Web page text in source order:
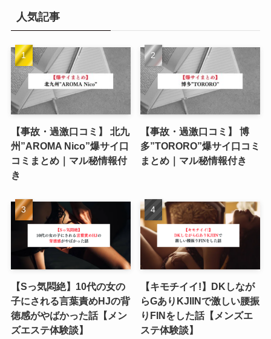
人気記事
【事故・過激口コミ】 北九
州”AROMA Nico”爆サイ口
コミまとめ｜マル秘情報付
き
【事故・過激口コミ】 博
多”TORORO”爆サイ口コミ
まとめ｜マル秘情報付き
【Sっ気悶絶】10代の女の
子にされる言葉責めHJの背
徳感がやばかった話【メン
ズエステ体験談】
【キモチイイ!】DKしなが
らGありKJIINで激しい腰振
りFINをした話【メンズエ
ステ体験談】